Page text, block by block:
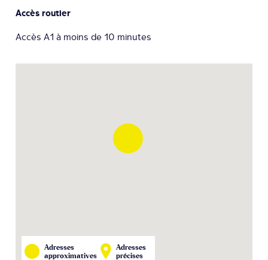
Accès routier
Accès A1 à moins de 10 minutes
Adresses
approximatives
Adresses
précises